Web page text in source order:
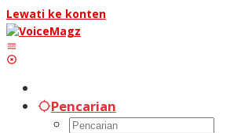
Lewati ke konten
Pencarian